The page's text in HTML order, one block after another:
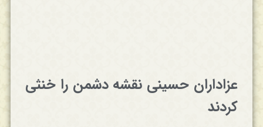
عزاداران حسینی نقشه دشمن را خنثی
کردند